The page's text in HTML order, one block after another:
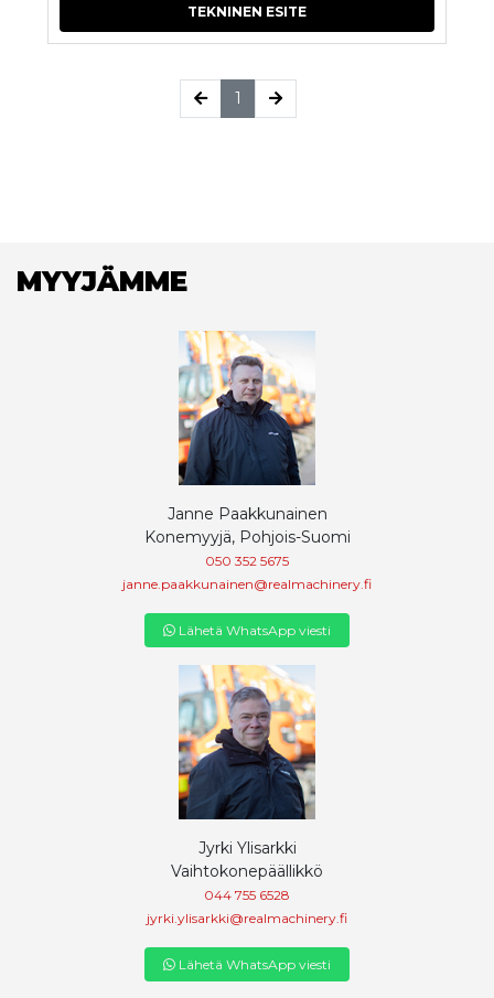
TEKNINEN ESITE
1 (current)
MYYJÄMME
Janne Paakkunainen
Konemyyjä, Pohjois-Suomi
050 352 5675
janne.paakkunainen@realmachinery.fi
Lähetä WhatsApp viesti
Jyrki Ylisarkki
Vaihtokonepäällikkö
044 755 6528
jyrki.ylisarkki@realmachinery.fi
Lähetä WhatsApp viesti